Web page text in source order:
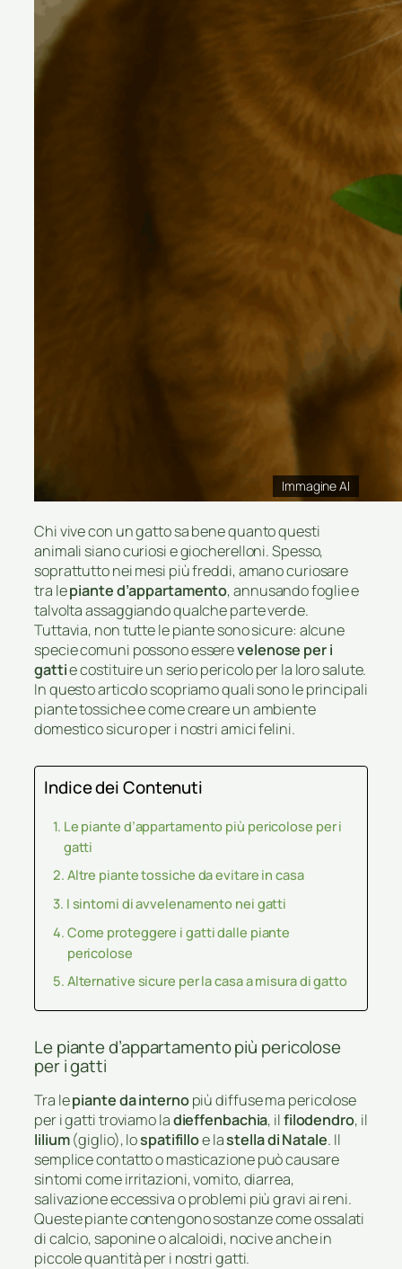
Immagine AI
Chi vive con un gatto sa bene quanto questi
animali siano curiosi e giocherelloni. Spesso,
soprattutto nei mesi più freddi, amano curiosare
tra lepiante d’appartamento, annusando foglie e
talvolta assaggiando qualche parte verde.
Tuttavia, non tutte le piante sono sicure: alcune
specie comuni possono esserevelenose per i
gattie costituire un serio pericolo per la loro salute.
In questo articolo scopriamo quali sono le principali
piante tossiche e come creare un ambiente
domestico sicuro per i nostri amici felini.
Indice dei Contenuti
Le piante d’appartamento più pericolose per i
gatti
Altre piante tossiche da evitare in casa
I sintomi di avvelenamento nei gatti
Come proteggere i gatti dalle piante
pericolose
Alternative sicure per la casa a misura di gatto
Le piante d’appartamento più pericolose
per i gatti
Tra lepiante da internopiù diffuse ma pericolose
per i gatti troviamo ladieffenbachia, ilfilodendro, il
lilium(giglio), lospatifilloe lastella di Natale. Il
semplice contatto o masticazione può causare
sintomi come irritazioni, vomito, diarrea,
salivazione eccessiva o problemi più gravi ai reni.
Queste piante contengono sostanze come ossalati
di calcio, saponine o alcaloidi, nocive anche in
piccole quantità per i nostri gatti.